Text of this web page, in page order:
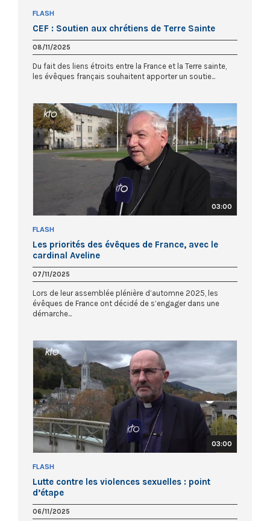
FLASH
CEF : Soutien aux chrétiens de Terre Sainte
08/11/2025
Du fait des liens étroits entre la France et la Terre sainte,
les évêques français souhaitent apporter un soutie...
03:00
FLASH
Les priorités des évêques de France, avec le
cardinal Aveline
07/11/2025
Lors de leur assemblée plénière d’automne 2025, les
évêques de France ont décidé de s’engager dans une
démarche...
03:00
FLASH
Lutte contre les violences sexuelles : point
d’étape
06/11/2025